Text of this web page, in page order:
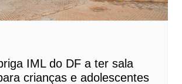
IML do DF a ter sala
crianças e adolescentes